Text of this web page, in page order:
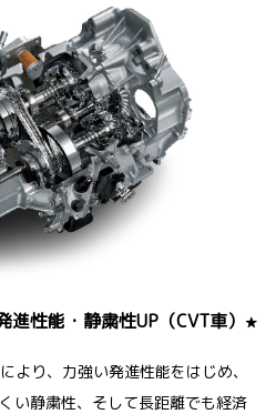
性能・静粛性UP（CVT車） ★
より、力強い発進性能をはじめ、
い静粛性、そして長距離でも経済